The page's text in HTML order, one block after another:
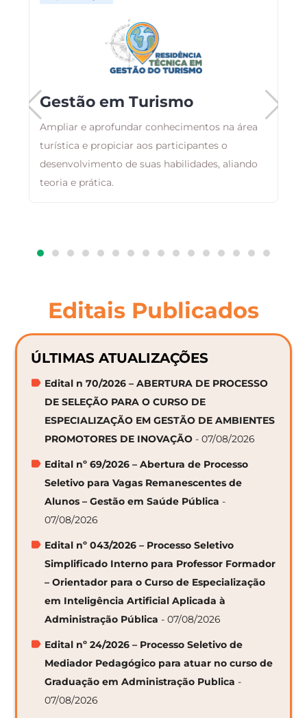
Gestão em Turismo
Ampliar e aprofundar conhecimentos na área
turística e propiciar aos participantes o
desenvolvimento de suas habilidades, aliando
teoria e prática.
Editais Publicados
ÚLTIMAS ATUALIZAÇÕES
Edital n 70/2026 – ABERTURA DE PROCESSO
DE SELEÇÃO PARA O CURSO DE
ESPECIALIZAÇÃO EM GESTÃO DE AMBIENTES
PROMOTORES DE INOVAÇÃO - 07/08/2026
Edital nº 69/2026 – Abertura de Processo
Seletivo para Vagas Remanescentes de
Alunos – Gestão em Saúde Pública -
07/08/2026
Edital nº 043/2026 – Processo Seletivo
Simplificado Interno para Professor Formador
– Orientador para o Curso de Especialização
em Inteligência Artificial Aplicada à
Administração Pública - 07/08/2026
Edital nº 24/2026 – Processo Seletivo de
Mediador Pedagógico para atuar no curso de
Graduação em Administração Publica -
07/08/2026